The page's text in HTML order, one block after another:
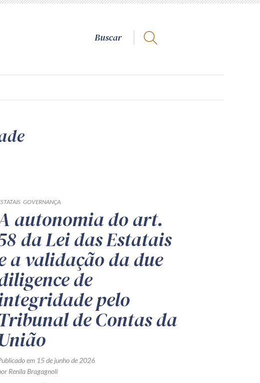
GOVERNANÇA
autonomia do art.
da Lei das Estatais
a validação da due
de
pelo
de Contas da
em 15 de junho de 2026
Renila Bragagnoli